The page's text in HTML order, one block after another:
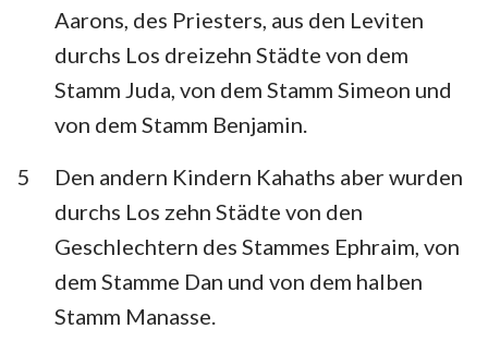
Aarons, des Priesters, aus den Leviten
durchs Los dreizehn Städte von dem
Stamm Juda, von dem Stamm Simeon und
von dem Stamm Benjamin.
5
Den andern Kindern Kahaths aber wurden
durchs Los zehn Städte von den
Geschlechtern des Stammes Ephraim, von
dem Stamme Dan und von dem halben
Stamm Manasse.